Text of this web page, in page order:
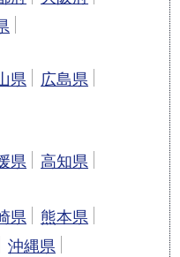
県
広島県
県 高知県
県
熊本県
沖縄県